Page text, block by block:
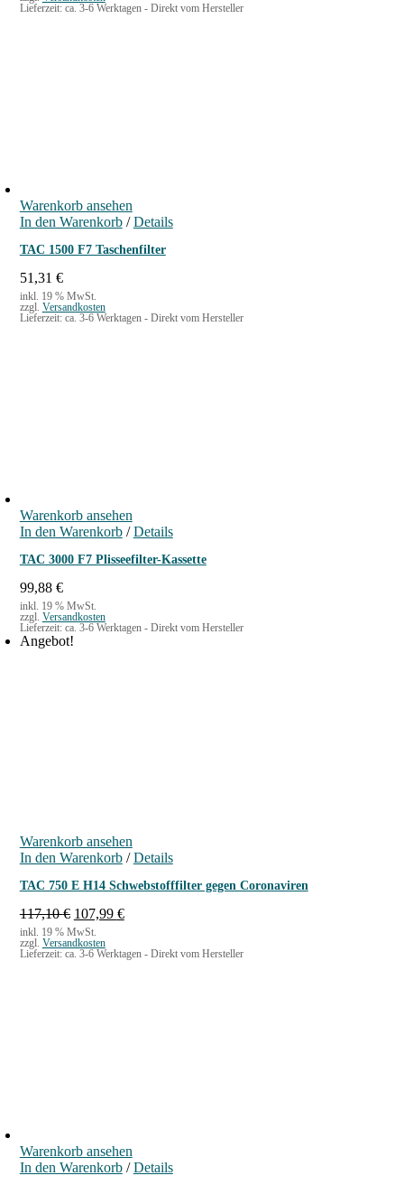
Lieferzeit: ca. 3-6 Werktagen - Direkt vom Hersteller
Warenkorb ansehen
In den Warenkorb / Details
TAC 1500 F7 Taschenfilter
51,31 €
inkl. 19 % MwSt.
zzgl. Versandkosten
Lieferzeit: ca. 3-6 Werktagen - Direkt vom Hersteller
Warenkorb ansehen
In den Warenkorb / Details
TAC 3000 F7 Plisseefilter-Kassette
99,88 €
inkl. 19 % MwSt.
zzgl. Versandkosten
Lieferzeit: ca. 3-6 Werktagen - Direkt vom Hersteller
Angebot!
Warenkorb ansehen
In den Warenkorb / Details
TAC 750 E H14 Schwebstofffilter gegen Coronaviren
117,10€ U
r
s
p
r
e
107,99 €A
u
s
t
inkl. 19 % MwSt.
zzgl. Versandkosten
Lieferzeit: ca. 3-6 Werktagen - Direkt vom Hersteller
Warenkorb ansehen
In den Warenkorb / Details